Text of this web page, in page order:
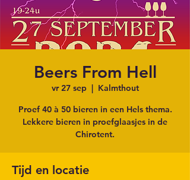
Beers From Hell
vr 27 sep
  |
Kalmthout
Proef 40 à 50 bieren in een Hels thema.
Lekkere bieren in proefglaasjes in de
Chirotent.
Tijd en locatie